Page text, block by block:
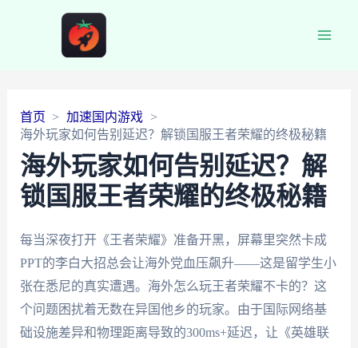
首页
加速国内游戏
海外玩家如何告别延迟？解锁国服王者荣耀的终极秘籍
海外玩家如何告别延迟？解
锁国服王者荣耀的终极秘籍
每当深夜打开《王者荣耀》准备开黑，屏幕里突然卡成
PPT的李白大招总会让海外党血压飙升——这是留学生小
张在悉尼的真实遭遇。海外怎么玩王者荣耀不卡的？这
个问题困扰着无数在异国他乡的玩家。由于国际网络基
础设施差异和物理距离导致的300ms+延迟，让《英雄联